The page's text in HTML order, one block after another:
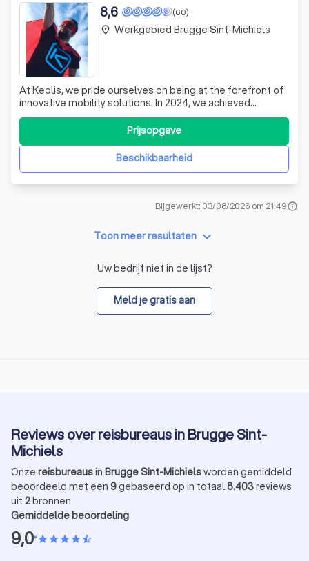
(60)
8,6
At Keolis, we pride ourselves on being at the forefront of
innovative mobility solutions. In 2024, we achieved
remarkable success with our Event-Shuttle service,
transporting nearly 40,000 passengers to various events
across Belgium. Our extensive fleet, which includes
modern minibuses, luxury coach
Beschikbaarheid
Prijsopgave
place Werkgebied Brugge Sint-Michiels
Bijgewerkt: 03/08/2026 om 21:49info
Toon meer resultaten keyboard_arrow_down
Uw bedrijf niet in de lijst?
Meld je gratis aan
Reviews over reisbureaus in Brugge Sint-
Michiels
Onze reisbureausin Brugge Sint-Michielsworden gemiddeld
beoordeeld met een 9gebaseerd op in totaal8.403reviews
uit 2bronnen
Gemiddelde beoordeling
9,0•starstarstarstarstar_half